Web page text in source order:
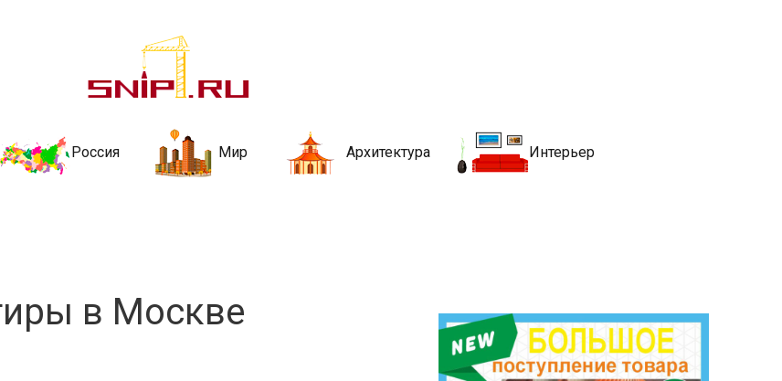
и недвижимости
стройкой рубрики
Россия Мир Архитектура Интерьер
в Москве